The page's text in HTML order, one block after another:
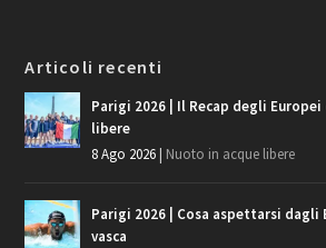
Articoli recenti
Parigi 2026 | Il Recap degli
libere
8 Ago 2026 Nuoto in acque libere
Parigi 2026 | Cosa aspettarsi
vasca